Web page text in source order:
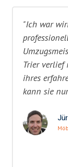
"Ich war
Trier verlief
ihres
kann sie